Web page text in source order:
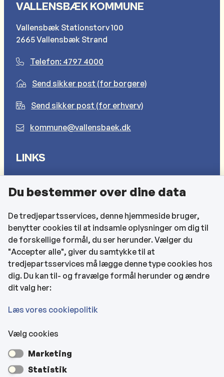
VALLENSBÆK KOMMUNE
Vallensbæk Stationstorv 100
2665 Vallensbæk Strand
Telefon: 4797 4000
Send sikker post (for borgere)
Send sikker post (for erhverv)
kommune@vallensbaek.dk
LINKS
Cookies
Find EAN-numre
CVR og bankoplysninger
Tilgængelighedserklæring
KONTAKTOPLYSNINGER
Rådhuset
Kultur- & Borgerhuset
Hjemmeplejen og hjemmesygeplejen
Du bestemmer over dine data
De tredjepartsservices, denne hjemmeside bruger,
benytter cookies til at indsamle oplysninger om dig til
de forskellige formål, du ser herunder. Vælger du
"Accepter alle", giver du samtykke til at
tredjepartsservices må lægge denne type cookies hos
dig. Du kan til- og fravælge formål herunder og ændre
dit valg her:
Læs vores cookiepolitik
Vælg cookies
Marketing
Statistik